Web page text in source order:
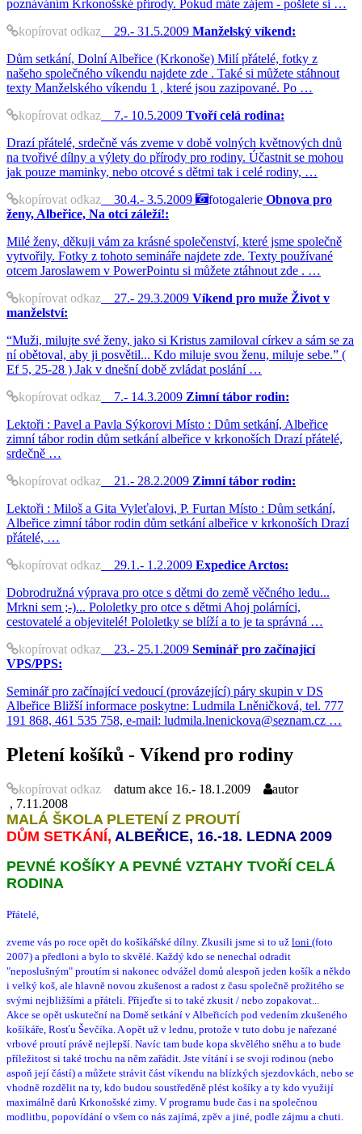
poznáváním Krkonošské přírody. Pokud máte zájem - pošlete si …
kopírovat odkaz 29.- 31.5.2009 Manželský víkend:
Dům setkání, Dolní Albeřice (Krkonoše) Milí přátelé, fotky z
našeho společného víkendu najdete zde . Také si můžete stáhnout
texty Manželského víkendu 1 , které jsou zazipované. Po …
kopírovat odkaz 7.- 10.5.2009 Tvoří celá rodina:
Drazí přátelé, srdečně vás zveme v době volných květnových dnů
na tvořivé dílny a výlety do přírody pro rodiny. Účastnit se mohou
jak pouze maminky, nebo otcové s dětmi tak i celé rodiny, …
kopírovat odkaz 30.4.- 3.5.2009 fotogalerie Obnova pro
ženy, Albeřice, Na otci záleží!:
Milé ženy, děkuji vám za krásné společenství, které jsme společně
vytvořily. Fotky z tohoto semináře najdete zde. Texty používané
otcem Jaroslawem v PowerPointu si můžete ztáhnout zde . …
kopírovat odkaz 27.- 29.3.2009 Víkend pro muže Život v
manželství:
“Muži, milujte své ženy, jako si Kristus zamiloval církev a sám se za
ní obětoval, aby ji posvětil... Kdo miluje svou ženu, miluje sebe.” (
Ef 5, 25-28 ) Jak v dnešní době zvládat poslání …
kopírovat odkaz 7.- 14.3.2009 Zimní tábor rodin:
Lektoři : Pavel a Pavla Sýkorovi Místo : Dům setkání, Albeřice
zimní tábor rodin dům setkání albeřice v krkonoších Drazí přátelé,
srdečně …
kopírovat odkaz 21.- 28.2.2009 Zimní tábor rodin:
Lektoři : Miloš a Gita Vyleťalovi, P. Furtan Místo : Dům setkání,
Albeřice zimní tábor rodin dům setkání albeřice v krkonoších Drazí
přátelé, …
kopírovat odkaz 29.1.- 1.2.2009 Expedice Arctos:
Dobrodružná výprava pro otce s dětmi do země věčného ledu...
Mrkni sem ;-)... Pololetky pro otce s dětmi Ahoj polárníci,
cestovatelé a objevitelé! Pololetky se blíží a to je ta správná …
kopírovat odkaz 23.- 25.1.2009 Seminář pro začínající
VPS/PPS:
Seminář pro začínající vedoucí (provázející) páry skupin v DS
Albeřice Bližší informace poskytne: Ludmila Lněničková, tel. 777
191 868, 461 535 758, e-mail: ludmila.lnenickova@seznam.cz …
Pletení košíků - Víkend pro rodiny
kopírovat odkaz datum akce 16.- 18.1.2009 autor
, 7.11.2008
MALÁ ŠKOLA PLETENÍ Z PROUTÍ
DŮM SETKÁNÍ, ALBEŘICE, 16.-18. LEDNA 2009
PEVNÉ KOŠÍKY A PEVNÉ VZTAHY TVOŘÍ CELÁ
RODINA
Přátelé,
zveme vás po roce opět do košíkářské dílny. Zkusili jsme si to už loni (foto
2007) a předloni a bylo to skvělé. Každý kdo se nenechal odradit
"neposlušným" proutím si nakonec odvážel domů alespoň jeden košík a někdo
i velký koš, ale hlavně novou zkušenost a radost z času společně prožitého se
svými nejbližšími a přáteli. Přijeďte si to také zkusit / nebo zopakovat...
Akce se opět uskuteční na Domě setkání v Albeřicích pod vedením zkušeného
košíkáře, Rosťu Ševčíka. A opět už v lednu, protože v tuto dobu je nařezané
vrbové proutí právě nejlepší. Navíc tam bude kopa skvělého sněhu a to bude
příležitost si také trochu na něm zařádit. Jste vítání i se svoji rodinou (nebo
aspoň její částí) a můžete strávit část víkendu na blízkých sjezdovkách, nebo se
vhodně rozdělit na ty, kdo budou soustředěně plést košíky a ty kdo využijí
maximálně darů Krkonošské zimy. V programu bude čas i na společnou
modlitbu, popovídání o všem co nás zajímá, zpěv a jiné, podle zájmu a chuti.